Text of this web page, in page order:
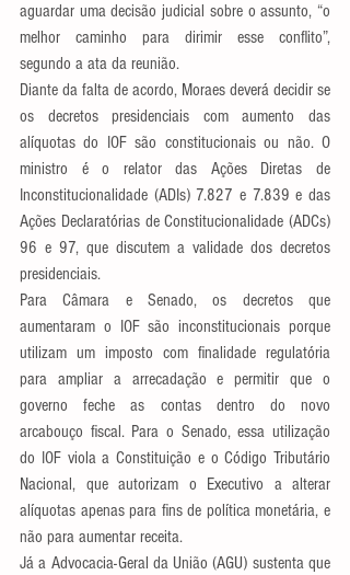
aguardar uma decisão judicial sobre o assunto, “o
melhor caminho para dirimir esse conflito”,
segundo a ata da reunião.
Diante da falta de acordo, Moraes deverá decidir se
os decretos presidenciais com aumento das
alíquotas do IOF são constitucionais ou não. O
ministro é o relator das Ações Diretas de
Inconstitucionalidade (ADIs) 7.827 e 7.839 e das
Ações Declaratórias de Constitucionalidade (ADCs)
96 e 97, que discutem a validade dos decretos
presidenciais.
Para Câmara e Senado, os decretos que
aumentaram o IOF são inconstitucionais porque
utilizam um imposto com finalidade regulatória
para ampliar a arrecadação e permitir que o
governo feche as contas dentro do novo
arcabouço fiscal. Para o Senado, essa utilização
do IOF viola a Constituição e o Código Tributário
Nacional, que autorizam o Executivo a alterar
alíquotas apenas para fins de política monetária, e
não para aumentar receita.
Já a Advocacia-Geral da União (AGU) sustenta que